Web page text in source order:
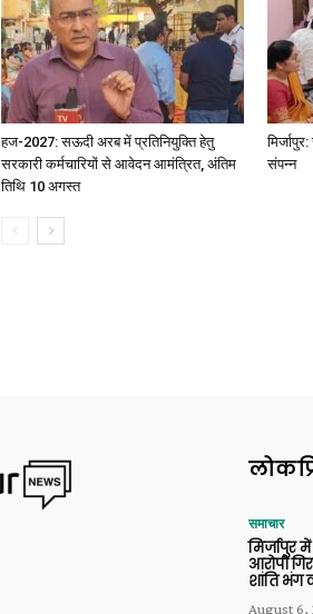
हज-2027: सऊदी अरब में प्रतिनियुक्ति हेतु
सरकारी कर्मचारियों से आवेदन आमंत्रित, अंतिम
तिथि 10 अगस्त
संपन्न
समाचार
मिर्जापुर
आरोपी
शांति भंग
August 6,